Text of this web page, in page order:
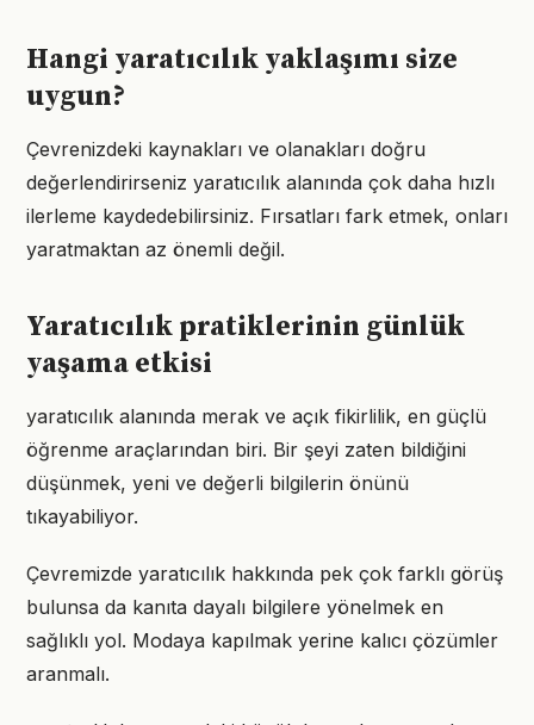
Hangi yaratıcılık yaklaşımı size
uygun?
Çevrenizdeki kaynakları ve olanakları doğru
değerlendirirseniz yaratıcılık alanında çok daha hızlı
ilerleme kaydedebilirsiniz. Fırsatları fark etmek, onları
yaratmaktan az önemli değil.
Yaratıcılık pratiklerinin günlük
yaşama etkisi
yaratıcılık alanında merak ve açık fikirlilik, en güçlü
öğrenme araçlarından biri. Bir şeyi zaten bildiğini
düşünmek, yeni ve değerli bilgilerin önünü
tıkayabiliyor.
Çevremizde yaratıcılık hakkında pek çok farklı görüş
bulunsa da kanıta dayalı bilgilere yönelmek en
sağlıklı yol. Modaya kapılmak yerine kalıcı çözümler
aranmalı.